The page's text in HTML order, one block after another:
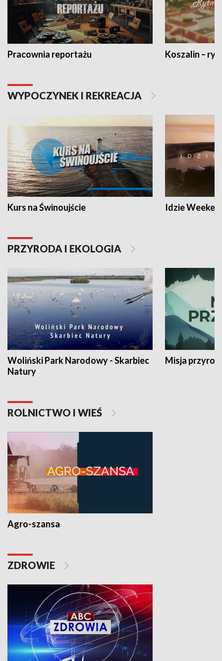
Pracownia reportażu Koszalin –
WYPOCZYNEK I REKREACJA
Kurs na Świnoujście Idzie
PRZYRODA I EKOLOGIA
Woliński Park Narodowy - Skarbiec
Natury
Misja
ROLNICTWO I WIEŚ
Agro-szansa
ZDROWIE